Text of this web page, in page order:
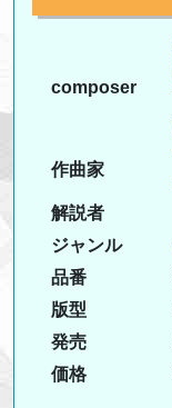
composer
作曲家
解説者
ジャンル
品番
版型
発売
価格